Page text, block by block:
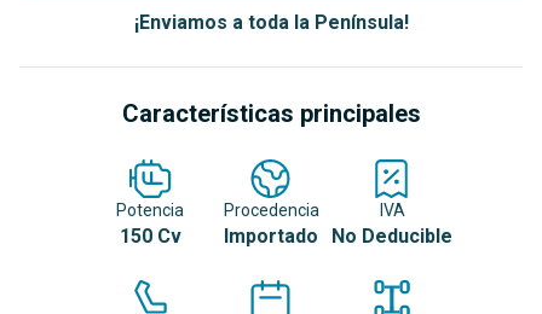
¡Enviamos a toda la Península!
Características principales
Potencia
150 Cv
Procedencia
Importado
IVA
No Deducible